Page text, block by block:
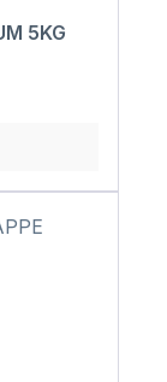
5KG